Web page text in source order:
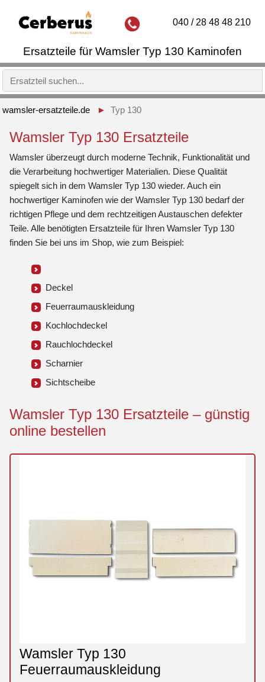
Ersatzteile für Wamsler Typ 130 Kaminofen
040 / 28 48 48 210
wamsler-ersatzteile.de Typ 130
Wamsler Typ 130 Ersatzteile
Wamsler überzeugt durch moderne Technik, Funktionalität und
die Verarbeitung hochwertiger Materialien. Diese Qualität
spiegelt sich in dem Wamsler Typ 130 wieder. Auch ein
hochwertiger Kaminofen wie der Wamsler Typ 130 bedarf der
richtigen Pflege und dem rechtzeitigen Austauschen defekter
Teile. Alle benötigten Ersatzteile für Ihren Wamsler Typ 130
finden Sie bei uns im Shop, wie zum Beispiel:
Deckel
Feuerraumauskleidung
Kochlochdeckel
Rauchlochdeckel
Scharnier
Sichtscheibe
Wamsler Typ 130 Ersatzteile – günstig
online bestellen
Wamsler Typ 130
Feuerraumauskleidung